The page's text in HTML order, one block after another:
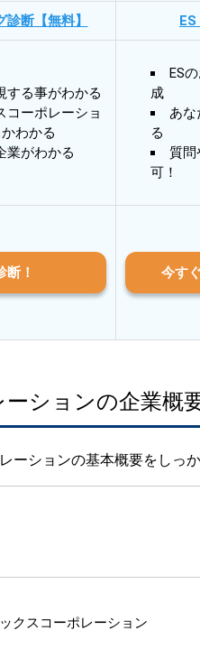
断【無料】
する事がわかる
コーポレーショ
わかる
業がわかる
ES
成
あな
る
質問
可！
断！ 今す
ションの企業概
ーションの基本概要をしっ
クスコーポレーション